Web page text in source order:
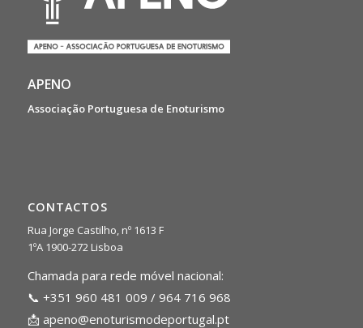
APENO
Associação Portuguesa de Enoturismo
CONTACTOS
Rua Jorge Castilho, nº 1613 F
1ºA 1900-272 Lisboa
Chamada para rede móvel nacional:
📞 +351 960 481 009 / 964 716 968
📩 apeno@enoturismodeportugal.pt